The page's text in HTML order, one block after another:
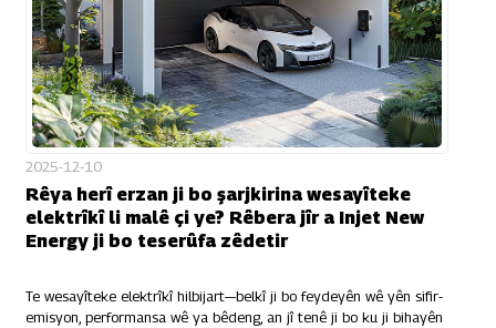
2025-12-10
Rêya herî erzan ji bo şarjkirina wesayîteke
elektrîkî li malê çi ye? Rêbera jîr a Injet New
Energy ji bo teserûfa zêdetir
Te wesayîteke elektrîkî hilbijart—belkî ji bo feydeyên wê yên sifir-
emisyon, performansa wê ya bêdeng, an jî tenê ji bo ku ji bihayên